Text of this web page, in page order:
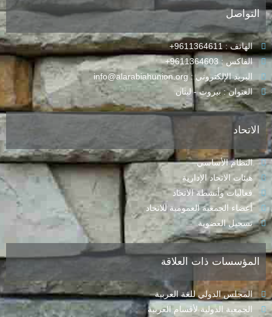
التواصل
الهاتف : 9611364611+
الفاكس : 9611364603+
البريد الإلكتروني : info@alarabiahunion.org
العنوان : بيروت - لبنان
الاتحاد
النظام الأساسي
هيئات الاتحاد الإدارية
فعاليات وأنشطة الاتحاد
أعضاء الجمعية العمومية للاتحاد
تسجيل العضوية
المؤسسات ذات العلاقة
المجلس الدولي للغة العربية
الجمعية الدولية لأقسام العربية